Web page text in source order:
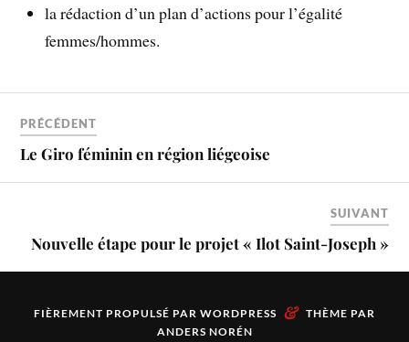
la rédaction d’un plan d’actions pour l’égalité
femmes/hommes.
PRÉCÉDENT
Le Giro féminin en région liégeoise
SUIVANT
Nouvelle étape pour le projet « Ilot Saint-Joseph »
FIÈREMENT PROPULSÉ PAR WORDPRESS & THÈME PAR
ANDERS NORÉN